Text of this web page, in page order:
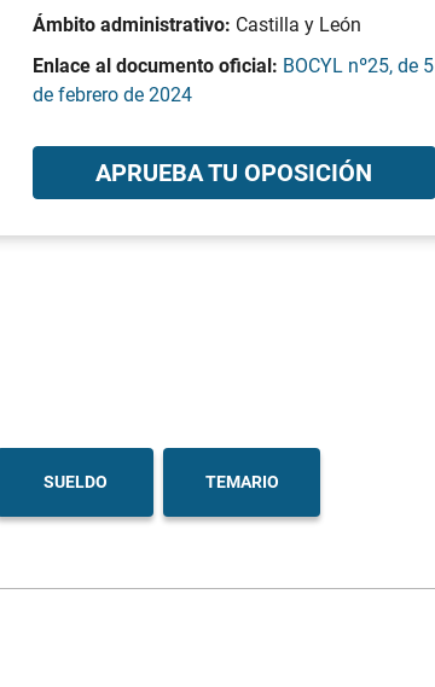
Ámbito administrativo: Castilla y León
Enlace al documento oficial: BOCYL nº25, de 5
de febrero de 2024
APRUEBA TU OPOSICIÓN
SUELDO TEMARIO